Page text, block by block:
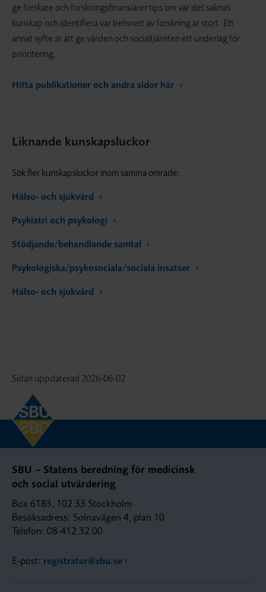
ge forskare och forskningsfinansiärer tips om var det saknas
kunskap och identifiera var behovet av forskning är stort. Ett
annat syfte är att ge vården och socialtjänsten ett underlag för
prioritering.
Hitta publikationer och andra sidor här
Liknande kunskapsluckor
Sök fler kunskapsluckor inom samma område:
Hälso- och sjukvård
Psykiatri och psykologi
Stödjande/behandlande samtal
Psykologiska/psykosociala/sociala insatser
Hälso- och sjukvård
Sidan uppdaterad 2026-06-02
SBU – Statens beredning för medicinsk
och social utvärdering
Box 6183, 102 33 Stockholm
Besöksadress: Solnavägen 4, plan 10
Telefon: 08-412 32 00
E-post: registrator@sbu.se